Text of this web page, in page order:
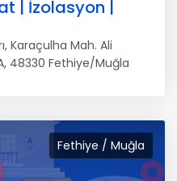
| İzolasyon |
Karaçulha Mah. Ali
48330 Fethiye/Muğla
Fethiye / Muğla